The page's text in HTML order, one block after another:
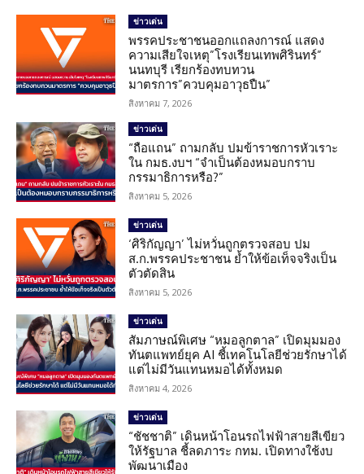
ข่าวเด่น
พรรคประชาชนออกแถลงการณ์ แสดง
ความเสียใจเหตุ”โรงเรียนเทพศิรินทร์”
นนทบุรี เรียกร้องทบทวน
มาตรการ”ควบคุมอาวุธปืน”
สิงหาคม 7, 2026
ข่าวเด่น
“ถือแถน” ถามกลับ ปมข้าราชการหัวเราะ
ใน กมธ.งบฯ “จำเป็นต้องหมอบกราบ
กรรมาธิการหรือ?”
สิงหาคม 5, 2026
ข่าวเด่น
‘ศิริกัญญา’ ไม่หวั่นถูกตรวจสอบ ปม
ส.ก.พรรคประชาชน ย้ำให้ข้อเท็จจริงเป็น
ตัวตัดสิน
สิงหาคม 5, 2026
ข่าวเด่น
สัมภาษณ์พิเศษ “หมอลูกตาล” เปิดมุมมอง
ทันตแพทย์ยุค AI ชี้เทคโนโลยีช่วยรักษาได้
แต่ไม่มีวันแทนหมอได้ทั้งหมด
สิงหาคม 4, 2026
ข่าวเด่น
“ชัชชาติ” เดินหน้าโอนรถไฟฟ้าสายสีเขียว
ให้รัฐบาล ชี้ลดภาระ กทม. เปิดทางใช้งบ
พัฒนาเมือง